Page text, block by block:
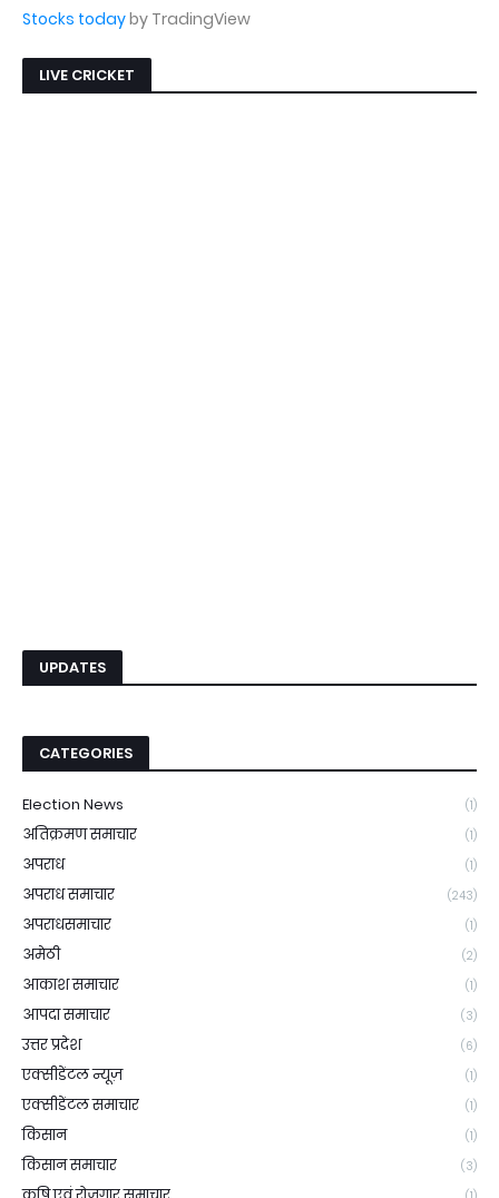
Stocks todayby TradingView
LIVE CRICKET
UPDATES
CATEGORIES
Election News (1)
अतिक्रमण समाचार (1)
अपराध (1)
अपराध समाचार (243)
अपराधसमाचार (1)
अमेठी (2)
आकाश समाचार (1)
आपदा समाचार (3)
उत्तर प्रदेश (6)
एक्सीडेंटल न्यूज़ (1)
एक्सीडेंटल समाचार (1)
किसान (1)
किसान समाचार (3)